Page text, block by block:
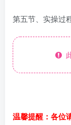
第五节、实操过
温馨提醒：各位